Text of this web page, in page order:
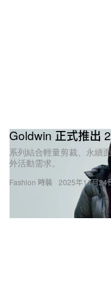
Fashion 時裝
Goldwin 正式推出
系列結合輕量剪裁、永續
外活動需求。
2025年11月24